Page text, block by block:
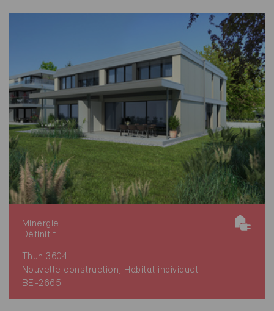
Minergie
Définitif
Thun 3604
Nouvelle construction, Habitat individuel
BE-2665